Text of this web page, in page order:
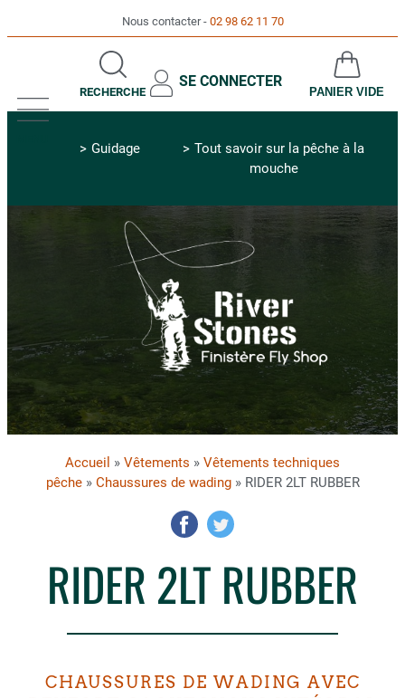
Nous contacter 02 98 62 11 70
RECHERCHE
SE CONNECTER
PANIER VIDE
Guidage
Tout savoir sur la pêche à la
mouche
Accueil » Vêtements » Vêtements techniques
pêche» Chaussures de wading» RIDER 2LT RUBBER
RIDER 2LT RUBBER
CHAUSSURES DE WADING AVEC